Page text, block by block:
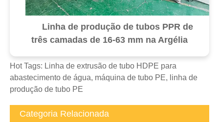
Linha de produção de tubos PPR de
três camadas de 16-63 mm na Argélia
Hot Tags: Linha de extrusão de tubo HDPE para
abastecimento de água, máquina de tubo PE, linha de
produção de tubo PE
Categoria Relacionada